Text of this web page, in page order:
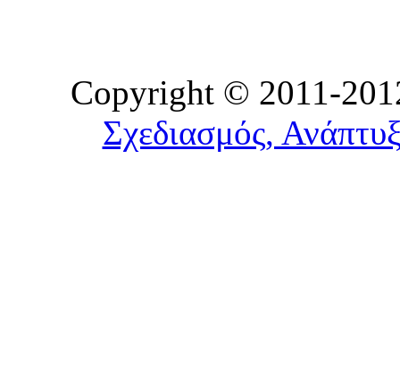
Copyright © 2011-
Σχεδιασμός,